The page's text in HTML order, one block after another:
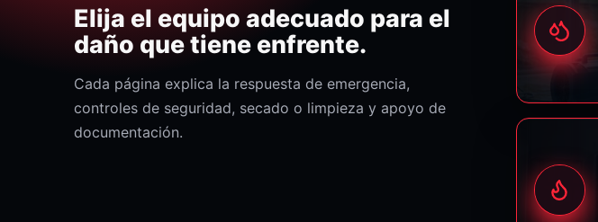
Elija el equipo adecuado para el
daño que tiene enfrente.
Cada página explica la respuesta de emergencia,
controles de seguridad, secado o limpieza y apoyo de
documentación.